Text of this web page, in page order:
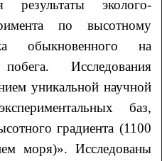
эколого-
по высотному
обыкновенного на
Исследования
уникальной научной
баз,
градиента (1100
моря)». Исследованы